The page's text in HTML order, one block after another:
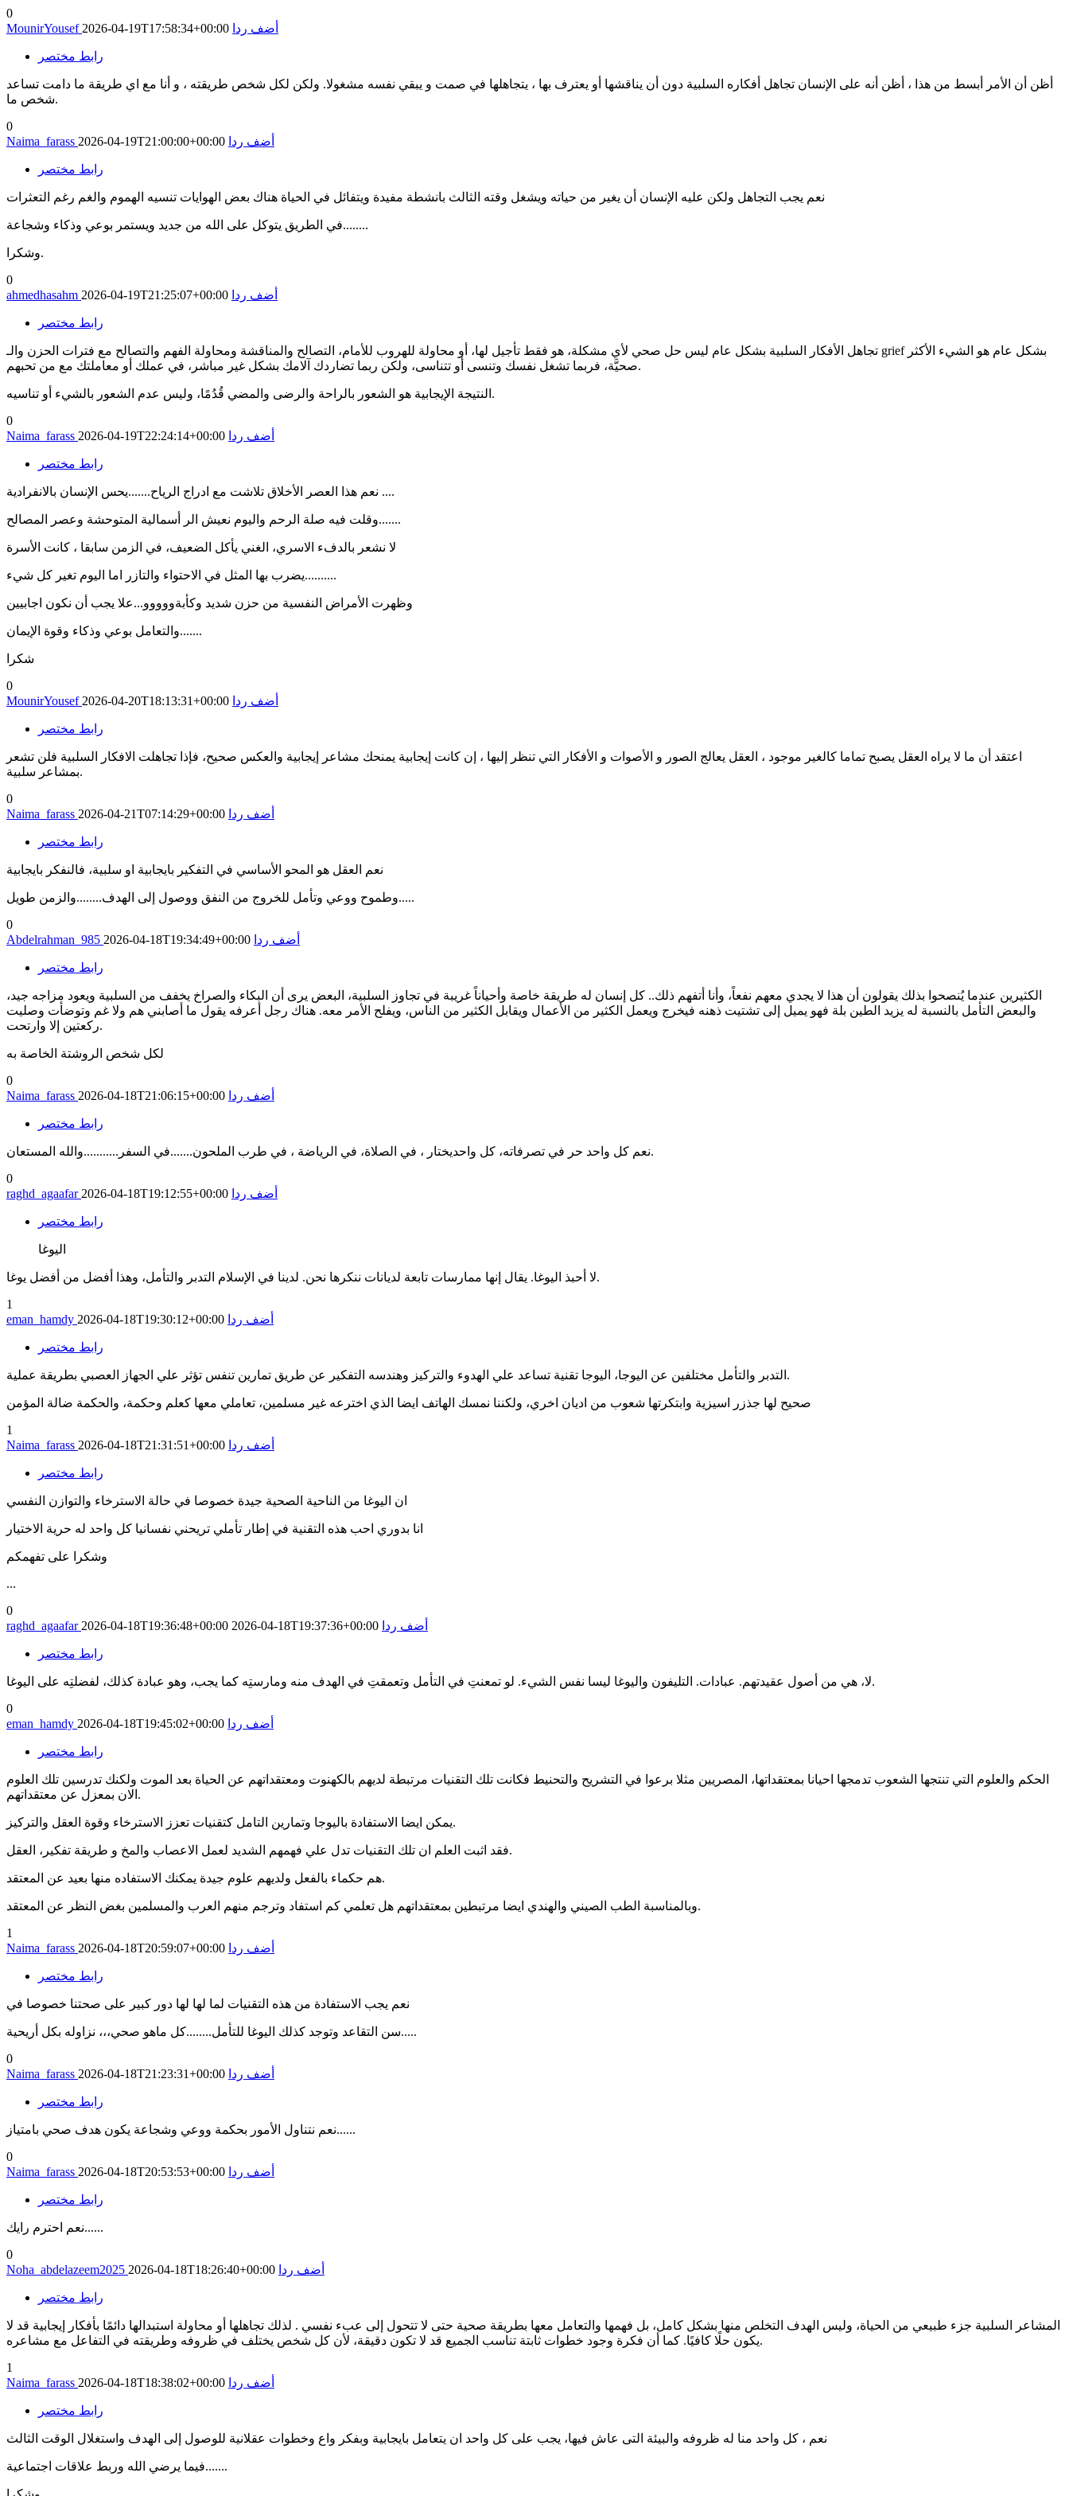
0
MounirYousef 2026-04-19T17:58:34+00:00 أضف ردا
رابط مختصر
أظن أن الأمر أبسط من هذا ، أظن أنه على الإنسان تجاهل أفكاره السلبية دون أن يناقشها أو يعترف بها ، يتجاهلها في صمت و يبقي نفسه مشغولا. ولكن لكل شخص طريقته ، و أنا مع اي طريقة ما دامت تساعد
شخص ما.
0
Naima_farass 2026-04-19T21:00:00+00:00 أضف ردا
رابط مختصر
نعم يجب التجاهل ولكن عليه الإنسان أن يغير من حياته ويشغل وقته الثالث بانشطة مفيدة ويتفائل في الحياة هناك بعض الهوايات تنسيه الهموم والغم رغم التعثرات
في الطريق يتوكل على الله من جديد ويستمر بوعي وذكاء وشجاعة........
وشكرا.
0
ahmedhasahm 2026-04-19T21:25:07+00:00 أضف ردا
رابط مختصر
تجاهل الأفكار السلبية بشكل عام ليس حل صحي لأي مشكلة، هو فقط تأجيل لها، أو محاولة للهروب للأمام، التصالح والمناقشة ومحاولة الفهم والتصالح مع فترات الحزن والـ grief بشكل عام هو الشيء الأكثر
صحيَّة، فربما تشغل نفسك وتنسى أو تتناسى، ولكن ربما تضاردك آلامك بشكل غير مباشر، في عملك أو معاملتك مع من تحبهم.
النتيجة الإيجابية هو الشعور بالراحة والرضى والمضي قُدُمًا، وليس عدم الشعور بالشيء أو تناسيه.
0
Naima_farass 2026-04-19T22:24:14+00:00 أضف ردا
رابط مختصر
نعم هذا العصر الأخلاق تلاشت مع ادراج الرياح.......يحس الإنسان بالانفرادية ....
وقلت فيه صلة الرحم واليوم نعيش الر أسمالية المتوحشة وعصر المصالح.......
لا نشعر بالدفء الاسري، الغني يأكل الضعيف، في الزمن سابقا ، كانت الأسرة
يضرب بها المثل في الاحتواء والتازر اما اليوم تغير كل شيء..........
وظهرت الأمراض النفسية من حزن شديد وكأبةووووو...علا يجب أن نكون اجابيين
والتعامل بوعي وذكاء وقوة الإيمان.......
شكرا
0
MounirYousef 2026-04-20T18:13:31+00:00 أضف ردا
رابط مختصر
اعتقد أن ما لا يراه العقل يصبح تماما كالغير موجود ، العقل يعالج الصور و الأصوات و الأفكار التي تنظر إليها ، إن كانت إيجابية يمنحك مشاعر إيجابية والعكس صحيح، فإذا تجاهلت الافكار السلبية فلن تشعر
بمشاعر سلبية.
0
Naima_farass 2026-04-21T07:14:29+00:00 أضف ردا
رابط مختصر
نعم العقل هو المحو الأساسي في التفكير بايجابية او سلبية، فالنفكر بايجابية
وطموح ووعي وتأمل للخروج من النفق ووصول إلى الهدف........والزمن طويل.....
0
Abdelrahman_985 2026-04-18T19:34:49+00:00 أضف ردا
رابط مختصر
الكثيرين عندما يُنصحوا بذلك يقولون أن هذا لا يجدي معهم نفعاً، وأنا أتفهم ذلك.. كل إنسان له طريقة خاصة وأحياناً غريبة في تجاوز السلبية، البعض يرى أن البكاء والصراخ يخفف من السلبية ويعود مزاجه جيد،
والبعض التأمل بالنسبة له يزيد الطين بلة فهو يميل إلى تشتيت ذهنه فيخرج ويعمل الكثير من الأعمال ويقابل الكثير من الناس، ويفلح الأمر معه. هناك رجل أعرفه يقول ما أصابني هم ولا غم وتوضأت وصليت
ركعتين إلا وارتحت.
لكل شخص الروشتة الخاصة به
0
Naima_farass 2026-04-18T21:06:15+00:00 أضف ردا
رابط مختصر
نعم كل واحد حر في تصرفاته، كل واحديختار ، في الصلاة، في الرياضة ، في طرب الملحون.......في السفر...........والله المستعان.
0
raghd_agaafar 2026-04-18T19:12:55+00:00 أضف ردا
رابط مختصر
اليوغا
لا أحبذ اليوغا. يقال إنها ممارسات تابعة لديانات ننكرها نحن. لدينا في الإسلام التدبر والتأمل، وهذا أفضل من أفضل يوغا.
1
eman_hamdy 2026-04-18T19:30:12+00:00 أضف ردا
رابط مختصر
التدبر والتأمل مختلفين عن اليوجا، اليوجا تقنية تساعد علي الهدوء والتركيز وهندسه التفكير عن طريق تمارين تنفس تؤثر علي الجهاز العصبي بطريقة عملية.
صحيح لها جذزر اسيزية وابتكرتها شعوب من اديان اخري، ولكننا نمسك الهاتف ايضا الذي اخترعه غير مسلمين، تعاملي معها كعلم وحكمة، والحكمة ضالة المؤمن
1
Naima_farass 2026-04-18T21:31:51+00:00 أضف ردا
رابط مختصر
ان اليوغا من الناحية الصحية جيدة خصوصا في حالة الاسترخاء والتوازن النفسي
انا بدوري احب هذه التقنية في إطار تأملي تريحني نفسانيا كل واحد له حرية الاختيار
وشكرا على تفهمكم
...
0
raghd_agaafar 2026-04-18T19:36:48+00:00 2026-04-18T19:37:36+00:00 أضف ردا
رابط مختصر
لا، هي من أصول عقيدتهم. عبادات. التليفون واليوغا ليسا نفس الشيء. لو تمعنتِ في التأمل وتعمقتِ في الهدف منه ومارستِه كما يجب، وهو عبادة كذلك، لفضلتِه على اليوغا.
0
eman_hamdy 2026-04-18T19:45:02+00:00 أضف ردا
رابط مختصر
الحكم والعلوم التي تنتجها الشعوب تدمجها احيانا بمعتقداتها، المصريين مثلا برعوا في التشريح والتحنيط فكانت تلك التقنيات مرتبطة لديهم بالكهنوت ومعتقداتهم عن الحياة بعد الموت ولكنك تدرسين تلك العلوم
الان بمعزل عن معتقداتهم.
يمكن ايضا الاستفادة باليوجا وتمارين التامل كتقنيات تعزز الاسترخاء وقوة العقل والتركيز.
فقد اثبت العلم ان تلك التقنيات تدل علي فهمهم الشديد لعمل الاعصاب والمخ و طريقة تفكير، العقل.
هم حكماء بالفعل ولديهم علوم جيدة يمكنك الاستفاده منها بعيد عن المعتقد.
وبالمناسبة الطب الصيني والهندي ايضا مرتبطين بمعتقداتهم هل تعلمي كم استفاد وترجم منهم العرب والمسلمين بغض النظر عن المعتقد.
1
Naima_farass 2026-04-18T20:59:07+00:00 أضف ردا
رابط مختصر
نعم يجب الاستفادة من هذه التقنيات لما لها لها دور كبير على صحتنا خصوصا في
سن التقاعد وتوجد كذلك اليوغا للتأمل........كل ماهو صحي،،، نزاوله بكل أريحية.....
0
Naima_farass 2026-04-18T21:23:31+00:00 أضف ردا
رابط مختصر
نعم نتناول الأمور بحكمة ووعي وشجاعة يكون هدف صحي بامتياز......
0
Naima_farass 2026-04-18T20:53:53+00:00 أضف ردا
رابط مختصر
نعم احترم رايك......
0
Noha_abdelazeem2025 2026-04-18T18:26:40+00:00 أضف ردا
رابط مختصر
المشاعر السلبية جزء طبيعي من الحياة، وليس الهدف التخلص منها بشكل كامل، بل فهمها والتعامل معها بطريقة صحية حتى لا تتحول إلى عبء نفسي . لذلك تجاهلها أو محاولة استبدالها دائمًا بأفكار إيجابية قد لا
يكون حلًا كافيًا. كما أن فكرة وجود خطوات ثابتة تناسب الجميع قد لا تكون دقيقة، لأن كل شخص يختلف في ظروفه وطريقته في التفاعل مع مشاعره.
1
Naima_farass 2026-04-18T18:38:02+00:00 أضف ردا
رابط مختصر
نعم ، كل واحد منا له ظروفه والبيئة التى عاش فيها، يجب على كل واحد ان يتعامل بايجابية وبفكر واع وخطوات عقلانية للوصول إلى الهدف واستغلال الوقت الثالث
فيما يرضي الله وربط علاقات اجتماعية.......